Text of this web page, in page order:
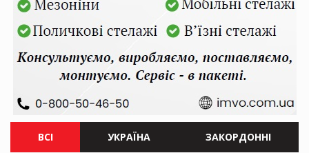
ВСІ УКРАЇНА ЗАКОРДОННІ